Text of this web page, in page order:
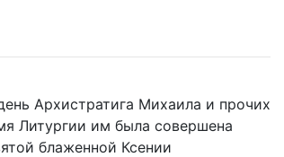
Архистратига Михаила и прочих
Литургии им была совершена
блаженной Ксении